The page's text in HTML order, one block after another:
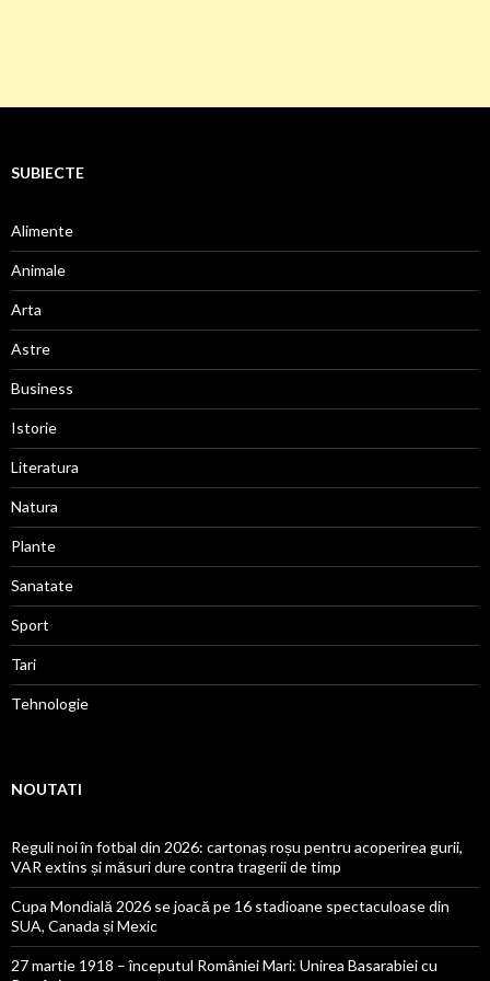
SUBIECTE
Alimente
Animale
Arta
Astre
Business
Istorie
Literatura
Natura
Plante
Sanatate
Sport
Tari
Tehnologie
NOUTATI
Reguli noi în fotbal din 2026: cartonaș roșu pentru acoperirea gurii,
VAR extins și măsuri dure contra tragerii de timp
Cupa Mondială 2026 se joacă pe 16 stadioane spectaculoase din
SUA, Canada și Mexic
27 martie 1918 – începutul României Mari: Unirea Basarabiei cu